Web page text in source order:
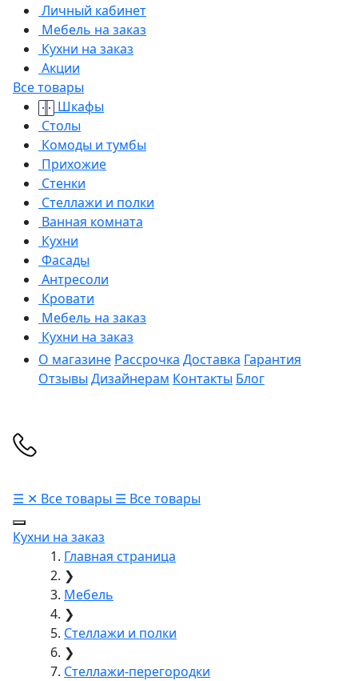
Личный кабинет
Мебель на заказ
Кухни на заказ
Акции
Все товары
Шкафы
Столы
Комоды и тумбы
Прихожие
Стенки
Стеллажи и полки
Ванная комната
Кухни
Фасады
Антресоли
Кровати
Мебель на заказ
Кухни на заказ
О магазине Рассрочка Доставка Гарантия
Отзывы Дизайнерам Контакты Блог
☰ ✕ Все товары ☰ Все товары
Кухни на заказ
Главная страница
❯
Мебель
❯
Стеллажи и полки
❯
Стеллажи-перегородки